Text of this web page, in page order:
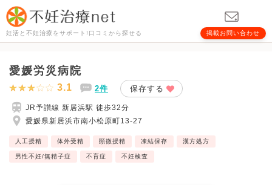
妊活と不妊治療をサポート!口コミから探せる 掲載お問い合わせ
愛媛労災病院
3.1 2件 保存する
JR予讃線 新居浜駅 徒歩32分
愛媛県新居浜市南小松原町13-27
人工授精 体外受精 顕微授精 凍結保存 漢方処方
男性不妊/無精子症 不育症 不妊検査